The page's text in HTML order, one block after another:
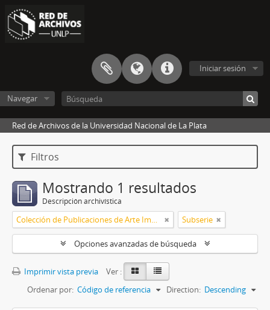
Iniciar sesión
Navegar
Red de Archivos de la Universidad Nacional de La Plata
Filtros
Mostrando 1 resultados
Descripción archivística
Colección de Publicaciones de Arte Impreso Subserie
Opciones avanzadas de búsqueda
Imprimir vista previa
Ver :
Ordenar por: Código de referencia Direction: Descending